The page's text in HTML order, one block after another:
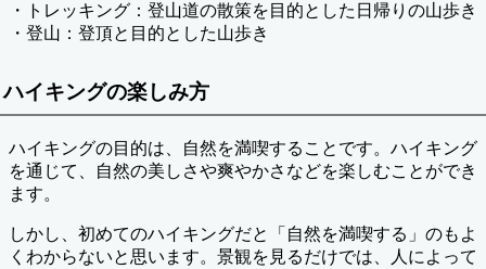
・トレッキング：登山道の散策を目的とした日帰りの山歩き
・登山：登頂と目的とした山歩き
ハイキングの楽しみ方
ハイキングの目的は、自然を満喫することです。ハイキング
を通じて、自然の美しさや爽やかさなどを楽しむことができ
ます。
しかし、初めてのハイキングだと「自然を満喫する」のもよ
くわからないと思います。景観を見るだけでは、人によって